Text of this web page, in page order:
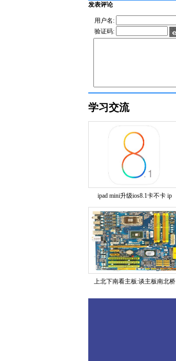
发表评论
用户名:
验证码:
学习交流
ipad mini升级ios8.1卡不卡 ip
上北下南看主板:谈主板南北桥